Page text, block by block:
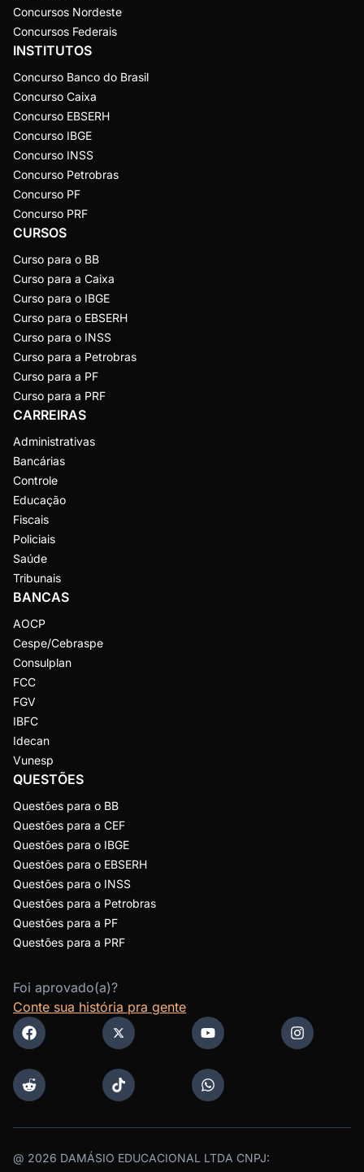
Concursos Nordeste
Concursos Federais
INSTITUTOS
Concurso Banco do Brasil
Concurso Caixa
Concurso EBSERH
Concurso IBGE
Concurso INSS
Concurso Petrobras
Concurso PF
Concurso PRF
CURSOS
Curso para o BB
Curso para a Caixa
Curso para o IBGE
Curso para o EBSERH
Curso para o INSS
Curso para a Petrobras
Curso para a PF
Curso para a PRF
CARREIRAS
Administrativas
Bancárias
Controle
Educação
Fiscais
Policiais
Saúde
Tribunais
BANCAS
AOCP
Cespe/Cebraspe
Consulplan
FCC
FGV
IBFC
Idecan
Vunesp
QUESTÕES
Questões para o BB
Questões para a CEF
Questões para o IBGE
Questões para o EBSERH
Questões para o INSS
Questões para a Petrobras
Questões para a PF
Questões para a PRF
Foi aprovado(a)?
Conte sua história pra gente
@ 2026 DAMÁSIO EDUCACIONAL LTDA CNPJ: